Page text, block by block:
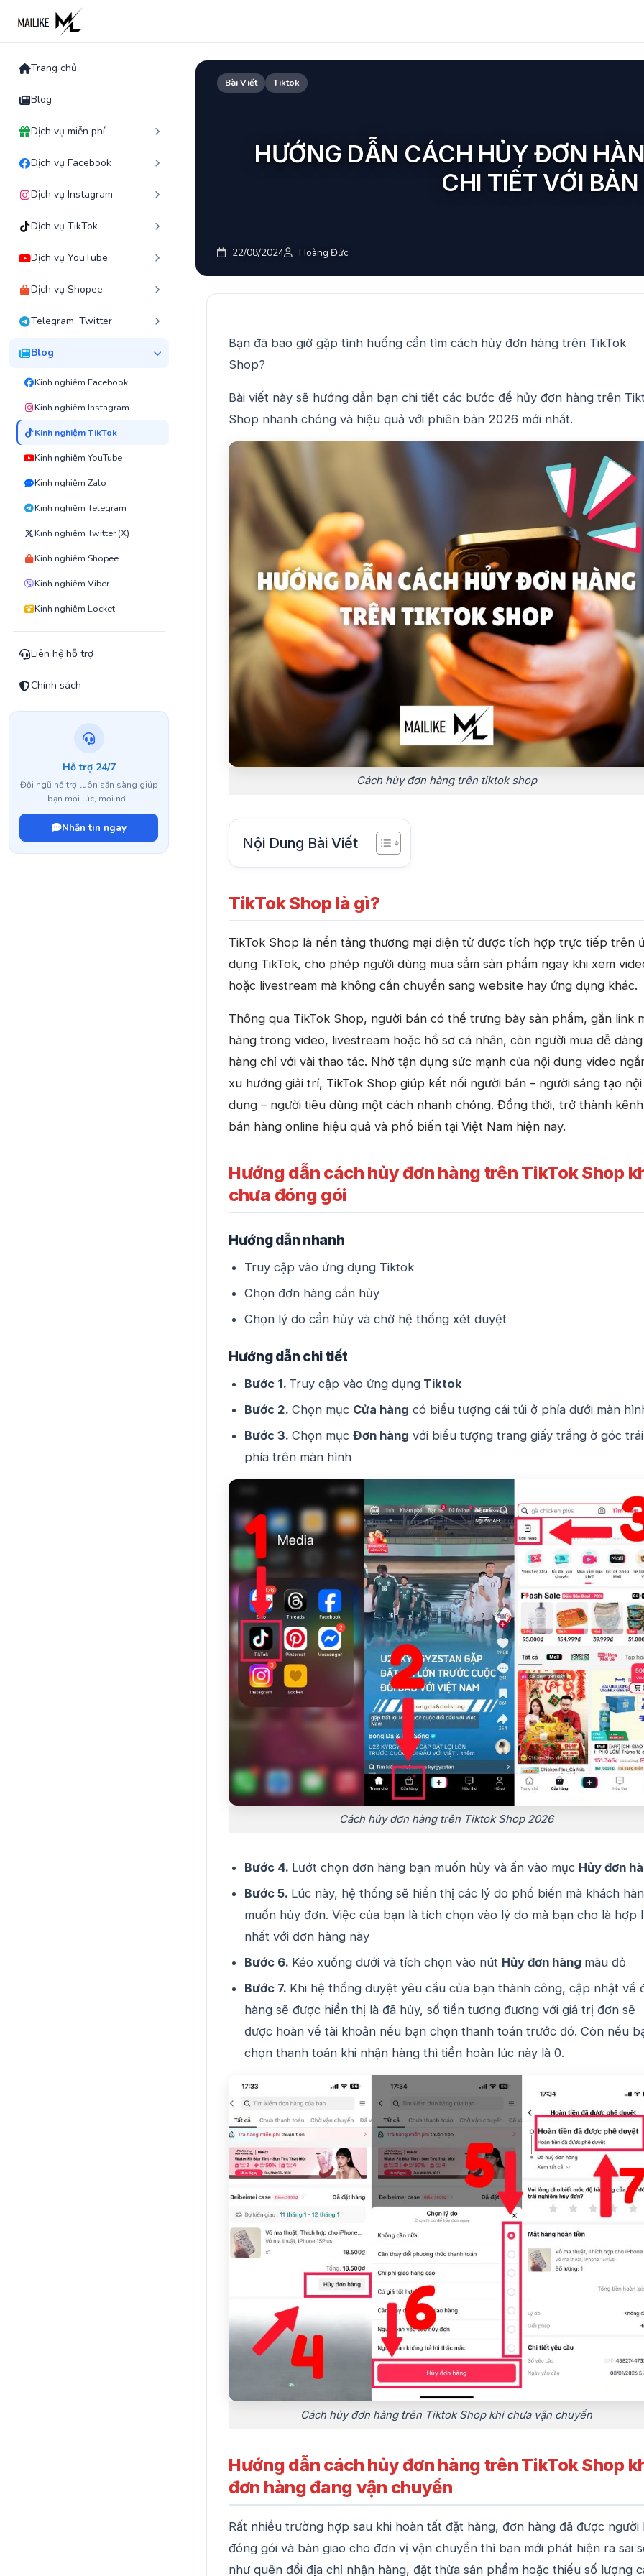
content
Trang chủ
Blog
Dịch vụ miễn phí
Dịch vụ Facebook
Dịch vụ Instagram
Dịch vụ TikTok
Dịch vụ YouTube
Dịch vụ Shopee
Telegram, Twitter
Blog
Kinh nghiệm Facebook
Kinh nghiệm Instagram
Kinh nghiệm TikTok
Kinh nghiệm YouTube
Kinh nghiệm Zalo
Kinh nghiệm Telegram
Kinh nghiệm Twitter (X)
Kinh nghiệm Shopee
Kinh nghiệm Viber
Kinh nghiệm Locket
Liên hệ hỗ trợ
Chính sách
Hỗ trợ 24/7
Đội ngũ hỗ trợ luôn sẵn sàng giúp
bạn mọi lúc, mọi nơi.
Nhắn tin ngay
Bài Viết Tiktok
HƯỚNG DẪN CÁCH HỦY ĐƠN
CHI TIẾT VỚI
22/08/2024 Hoàng Đức
Bạn đã bao giờ gặp tình huống cần tìm cách hủy đơn hàng trên TikTok
Shop?
Bài viết này sẽ hướng dẫn bạn chi tiết các bước để hủy đơn hàng trên
Shop nhanh chóng và hiệu quả với phiên bản 2026 mới nhất.
Cách hủy đơn hàng trên tiktok shop
Nội Dung Bài Viết
TikTok Shop là gì?
TikTok Shop là nền tảng thương mại điện tử được tích hợp trực tiếp trên
dụng TikTok, cho phép người dùng mua sắm sản phẩm ngay khi xem
hoặc livestream mà không cần chuyển sang website hay ứng dụng khác.
Thông qua TikTok Shop, người bán có thể trưng bày sản phẩm, gắn link
hàng trong video, livestream hoặc hồ sơ cá nhân, còn người mua dễ
hàng chỉ với vài thao tác. Nhờ tận dụng sức mạnh của nội dung video
xu hướng giải trí, TikTok Shop giúp kết nối người bán – người sáng tạo nội
dung – người tiêu dùng một cách nhanh chóng. Đồng thời, trở thành kênh
bán hàng online hiệu quả và phổ biến tại Việt Nam hiện nay.
Hướng dẫn cách hủy đơn hàng trên TikTok Shop
chưa đóng gói
Hướng dẫn nhanh
Truy cập vào ứng dụng Tiktok
Chọn đơn hàng cần hủy
Chọn lý do cần hủy và chờ hệ thống xét duyệt
Hướng dẫn chi tiết
Bước 1. Truy cập vào ứng dụng Tiktok
Bước 2. Chọn mục Cửa hàng có biểu tượng cái túi ở phía dưới màn
Bước 3. Chọn mục Đơn hàng với biểu tượng trang giấy trắng ở góc trái
phía trên màn hình
Cách hủy đơn hàng trên Tiktok Shop 2026
Bước 4. Lướt chọn đơn hàng bạn muốn hủy và ấn vào mục Hủy đơn
Bước 5. Lúc này, hệ thống sẽ hiển thị các lý do phổ biến mà khách
muốn hủy đơn. Việc của bạn là tích chọn vào lý do mà bạn cho là hợp
nhất với đơn hàng này
Bước 6. Kéo xuống dưới và tích chọn vào nút Hủy đơn hàng màu đỏ
Bước 7. Khi hệ thống duyệt yêu cầu của bạn thành công, cập nhật về
hàng sẽ được hiển thị là đã hủy, số tiền tương đương với giá trị đơn sẽ
được hoàn về tài khoản nếu bạn chọn thanh toán trước đó. Còn nếu
chọn thanh toán khi nhận hàng thì tiền hoàn lúc này là 0.
Cách hủy đơn hàng trên Tiktok Shop khi chưa vận chuyển
Hướng dẫn cách hủy đơn hàng trên TikTok Shop
đơn hàng đang vận chuyển
Rất nhiều trường hợp sau khi hoàn tất đặt hàng, đơn hàng đã được người
đóng gói và bàn giao cho đơn vị vận chuyển thì bạn mới phát hiện ra sai
như quên đổi địa chỉ nhận hàng, đặt thừa sản phẩm hoặc thiếu số lượng